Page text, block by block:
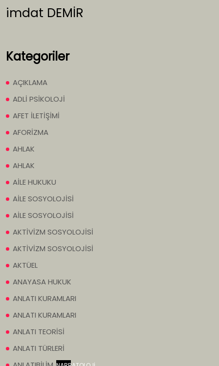
imdat DEMİR
Kategoriler
AÇIKLAMA
ADLİ PSİKOLOJİ
AFET İLETİŞİMİ
AFORİZMA
AHLAK
AHLAK
AİLE HUKUKU
AİLE SOSYOLOJİSİ
AİLE SOSYOLOJİSİ
AKTİVİZM SOSYOLOJİSİ
AKTİVİZM SOSYOLOJİSİ
AKTÜEL
ANAYASA HUKUK
ANLATI KURAMLARI
ANLATI KURAMLARI
ANLATI TEORİSİ
ANLATI TÜRLERİ